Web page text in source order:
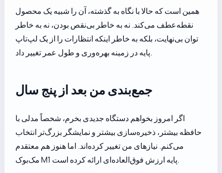
همین است که حالا با نگاه به گذشته، آن را شبیه یک محصول
نقطه‌عطف می‌کند. نه به خاطر بی‌نقص بودن، نه به خاطر
توان بی‌نهایت، بلکه به خاطر اینکه انتظارات را از یک لپ‌تاپ
پایه در زمینه بهره‌وری و طول عمر تغییر داد.
جمع‌بندی من بعد از پنج سال
اگر امروز بخواهم دستگاه جدیدی بخرم، شخصاً مدلی با
حافظه بیشتر، ذخیره‌سازی بیشتر و نمایشگر بزرگ‌تر انتخاب
می‌کنم. نیازهای من تغییر کرده‌اند. اما هنوز هم معتقدم
مک‌بوک M1 پایه ارزش فوق‌العاده‌ای ارائه کرده است.